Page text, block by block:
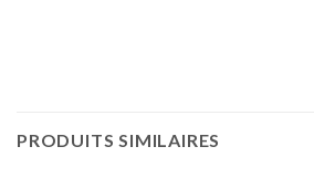
PRODUITS SIMILAIRES